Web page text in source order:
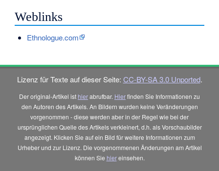
Weblinks
Ethnologue.com
Lizenz für Texte auf dieser Seite: CC-BY-SA 3.0 Unported.
Der original-Artikel ist hierabrufbar. Hierfinden Sie Informationen zu
den Autoren des Artikels. An Bildern wurden keine Veränderungen
vorgenommen - diese werden aber in der Regel wie bei der
ursprünglichen Quelle des Artikels verkleinert, d.h. als Vorschaubilder
angezeigt. Klicken Sie auf ein Bild für weitere Informationen zum
Urheber und zur Lizenz. Die vorgenommenen Änderungen am Artikel
können Sie hiereinsehen.